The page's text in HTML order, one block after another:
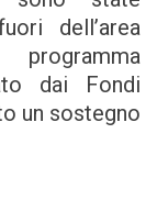
dell’area
dai Fondi
un sostegno